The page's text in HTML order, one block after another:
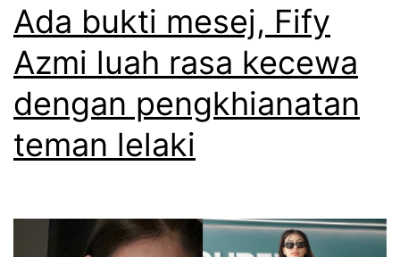
Ada bukti mesej, Fify
Azmi luah rasa kecewa
dengan pengkhianatan
teman lelaki